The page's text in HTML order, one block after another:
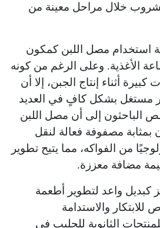
خلال مراحل معينة من
استخدام مصل اللبن كمكون
الأغذية. وعلى الرغم من كونه
كبيرة أثناء إنتاج الجبن، إلا أن
مستغل بشكل كافٍ في العديد
الباحثون إلى أن مصل اللبن
بمثابة مصفوفة فعالة لنقل
من الفواكه، مما يتيح تطوير
مضافة معززة.
كبديل واعد لتطوير أطعمة
للابتكار والاستدامة
الثانوية للحليب في